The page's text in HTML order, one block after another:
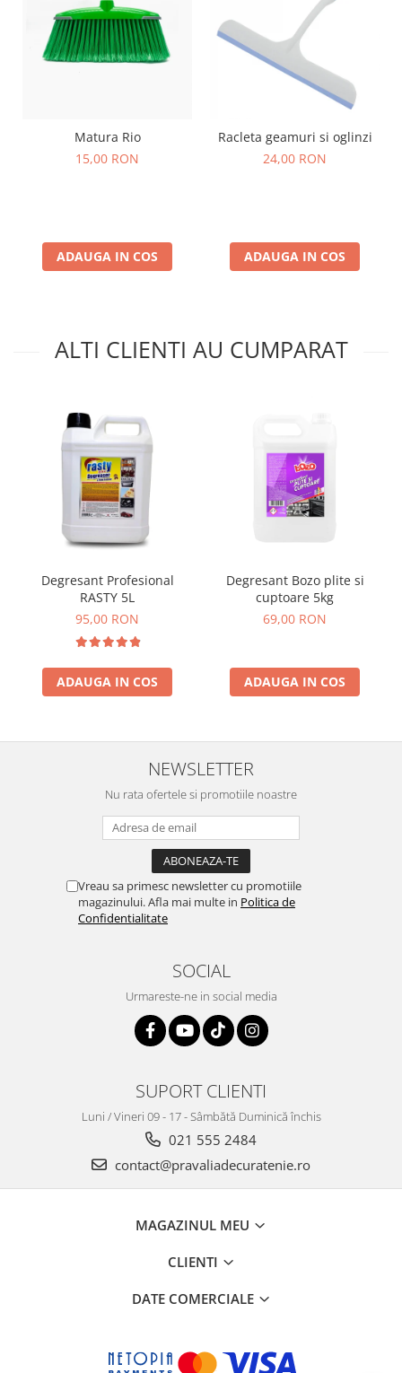
Matura Rio
15,00 RON
ADAUGA IN COS
Racleta geamuri si oglinzi
24,00 RON
ADAUGA IN COS
ALTI CLIENTI AU CUMPARAT
Degresant Profesional
RASTY 5L
95,00 RON
ADAUGA IN COS
Degresant Bozo plite si
cuptoare 5kg
69,00 RON
ADAUGA IN COS
NEWSLETTER
Nu rata ofertele si promotiile noastre
Vreau sa primesc newsletter cu promotiile
magazinului. Afla mai multe in Politica de
Confidentialitate
SOCIAL
Urmareste-ne in social media
SUPORT CLIENTI
Luni / Vineri 09 - 17 - Sâmbătă Duminică închis
021 555 2484
contact@pravaliadecuratenie.ro
MAGAZINUL MEU
CLIENTI
DATE COMERCIALE